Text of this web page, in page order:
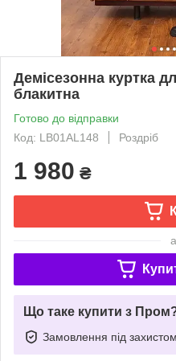
Демісезонна куртка
блакитна
Готово до відправки
Код: LB01AL148
Роздріб
1 980 ₴
Що таке купити з
Замовлення під захистом